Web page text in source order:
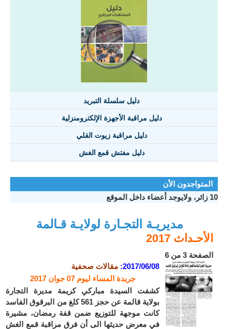
دليل سلسلة التبريد
دليل مراقبة الأجهزة الإلكترومنزلية
دليل مراقبة زيوت القلي
دليل مفتش قمع الغش
المتواجدون الأن
10 زائر، ولايوجد أعضاء داخل الموقع
مديريـة التجـارة لولايـة قـالمة
الأحـداث 2017
الصفحة 3 من 6
2017/06/08
: مقالات صحفية
جريدة المساء ليوم 07 جوان
2017
كشفت السيدة مباركي كريمة مديرة التجارة
بولاية قالمة عن حجز 561 كلغ من البرقوق الفاسد
كانت موجهة للتوزيع ضمن قفة رمضان، مشيرة
في معرض حديثها الى أن فرق مراقبة قمع الغش